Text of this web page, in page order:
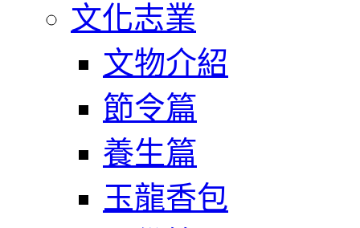
文化志業
文物介紹
節令篇
養生篇
玉龍香包